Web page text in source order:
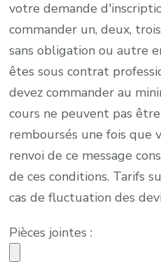
votre demande
commander un, deux,
sans obligation ou autre
êtes sous contrat
devez commander au
cours ne peuvent pas
remboursés une fois que
renvoi de ce message
de ces conditions. Tarifs
cas de fluctuation des
Pièces jointes :